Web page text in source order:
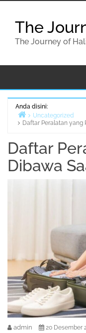
The
The Journey of
Anda disini:
Beranda
Uncategorized
Daftar Peralatan yang
Daftar
Dibawa
admin 20 Desember